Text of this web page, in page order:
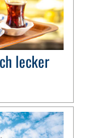
lecker